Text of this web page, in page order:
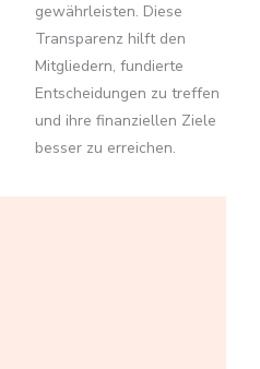
gewährleisten. Diese
Transparenz hilft den
Mitgliedern, fundierte
Entscheidungen zu treffen
und ihre finanziellen Ziele
besser zu erreichen.